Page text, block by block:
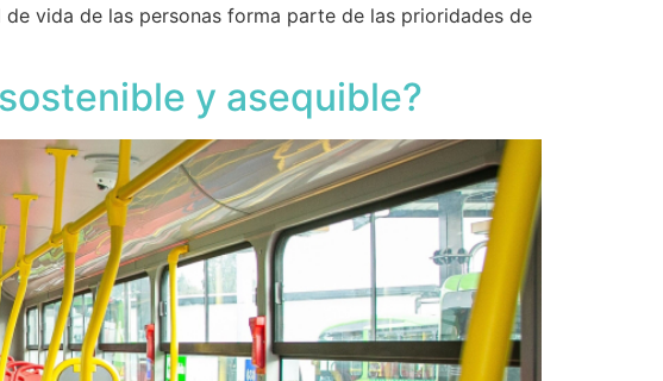
vida de las personas forma parte de las prioridades de
y asequible?